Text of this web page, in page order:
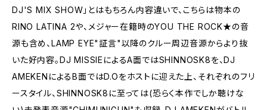
DJ'S MIX SHOW」とはもちろん内容違いで、こちらは物本の
RINO LATINA 2や、メジャー在籍時のYOU THE ROCK★の音
源も含め、LAMP EYE"証言"以降のクルー周辺音源からより抜
いた好内容。DJ MISSIEによるA面ではSHINNOSK8を、DJ
AMEKENによるB面ではD.Oをホストに迎えた上、それぞれのフリ
ースタイル、SHINNOSK8に至っては(恐らく本作でしか聴けな